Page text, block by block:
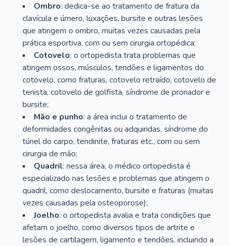
Ombro: dedica-se ao tratamento de fratura da
clavícula e úmero, luxações, bursite e outras lesões
que atingem o ombro, muitas vezes causadas pela
prática esportiva, com ou sem cirurgia ortopédica;
Cotovelo: o ortopedista trata problemas que
atingem ossos, músculos, tendões e ligamentos do
cotovelo, como fraturas, cotovelo retraído, cotovelo de
tenista, cotovelo de golfista, síndrome de pronador e
bursite;
Mão e punho: a área inclui o tratamento de
deformidades congênitas ou adquiridas, síndrome do
túnel do carpo, tendinite, fraturas etc., com ou sem
cirurgia de mão;
Quadril: nessa área, o médico ortopedista é
especializado nas lesões e problemas que atingem o
quadril, como deslocamento, bursite e fraturas (muitas
vezes causadas pela osteoporose);
Joelho: o ortopedista avalia e trata condições que
afetam o joelho, como diversos tipos de artrite e
lesões de cartilagem, ligamento e tendões, incluindo a